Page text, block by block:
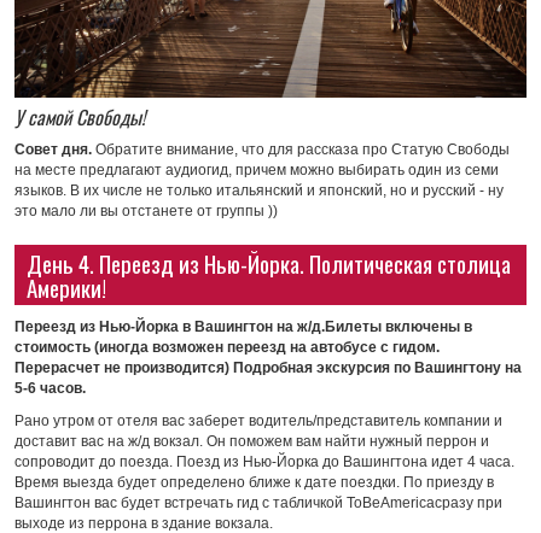
У самой Свободы!
Совет дня. Обратите внимание, что для рассказа про Статую Свободы
на месте предлагают аудиогид, причем можно выбирать один из семи
языков. В их числе не только итальянский и японский, но и русский - ну
это мало ли вы отстанете от группы ))
День 4. Переезд из Нью-Йорка. Политическая столица
Америки!
Переезд из Нью-Йорка в Вашингтон на ж/д.Билеты включены в
стоимость (иногда возможен переезд на автобусе с гидом.
Перерасчет не производится) Подробная экскурсия по Вашингтону на
5-6 часов.
Рано утром от отеля вас заберет водитель/представитель компании и
доставит вас на ж/д вокзал. Он поможем вам найти нужный перрон и
сопроводит до поезда. Поезд из Нью-Йорка до Вашингтона идет 4 часа.
Время выезда будет определено ближе к дате поездки. По приезду в
Вашингтон вас будет встречать гид с табличкой ToBeAmericaсразу при
выходе из перрона в здание вокзала.